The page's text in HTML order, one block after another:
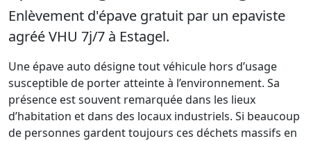
Enlèvement d'épave gratuit par un epaviste
agréé VHU 7j/7 à Estagel.
Une épave auto désigne tout véhicule hors d’usage
susceptible de porter atteinte à l’environnement. Sa
présence est souvent remarquée dans les lieux
d’habitation et dans des locaux industriels. Si beaucoup
de personnes gardent toujours ces déchets massifs en